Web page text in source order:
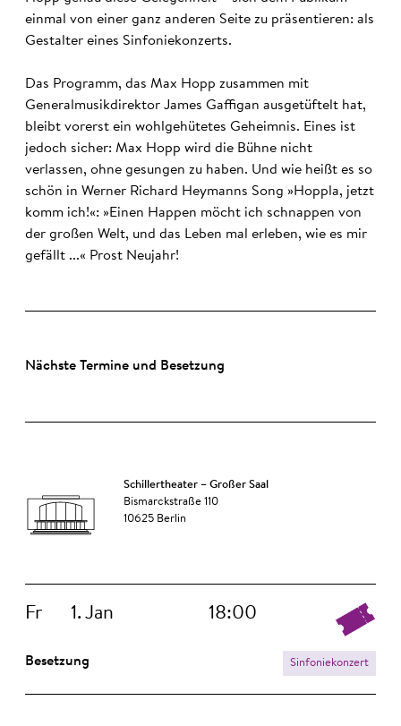
einmal von einer ganz anderen Seite zu präsentieren: als
Gestalter eines Sinfoniekonzerts.
Das Programm, das Max Hopp zusammen mit
Generalmusikdirektor James Gaffigan ausgetüftelt hat,
bleibt vorerst ein wohlgehütetes Geheimnis. Eines ist
jedoch sicher: Max Hopp wird die Bühne nicht
verlassen, ohne gesungen zu haben. Und wie heißt es so
schön in Werner Richard Heymanns Song »Hoppla, jetzt
komm ich!«: »Einen Happen möcht ich schnappen von
der großen Welt, und das Leben mal erleben, wie es mir
gefällt ...« Prost Neujahr!
Nächste Termine und Besetzung
Schillertheater – Großer Saal
Bismarckstraße 110
10625 Berlin
Fr 1. Jan 18:00
Besetzung Sinfoniekonzert